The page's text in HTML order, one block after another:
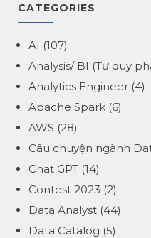
CATEGORIES
AI (107)
Analysis/ BI (Tư duy
Analytics Engineer (4)
Apache Spark (6)
AWS (28)
Câu chuyện ngành
Chat GPT (14)
Contest 2023 (2)
Data Analyst (44)
Data Catalog (5)